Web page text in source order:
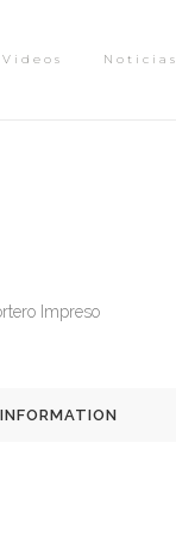
Videos Noticias
Impreso